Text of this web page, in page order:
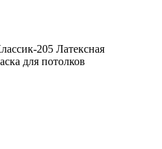
205 Латексная
для потолков